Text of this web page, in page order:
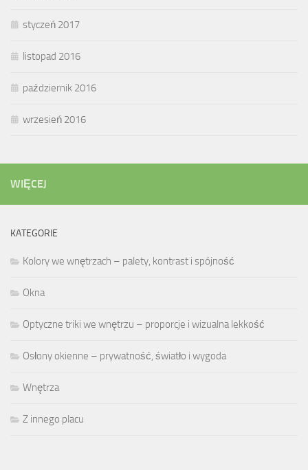
styczeń 2017
listopad 2016
październik 2016
wrzesień 2016
WIĘCEJ
KATEGORIE
Kolory we wnętrzach – palety, kontrast i spójność
Okna
Optyczne triki we wnętrzu – proporcje i wizualna lekkość
Osłony okienne – prywatność, światło i wygoda
Wnętrza
Z innego placu